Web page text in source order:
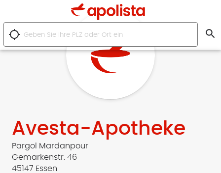
location_searching search
Avesta-Apotheke
Pargol Mardanpour
Gemarkenstr. 46
45147 Essen